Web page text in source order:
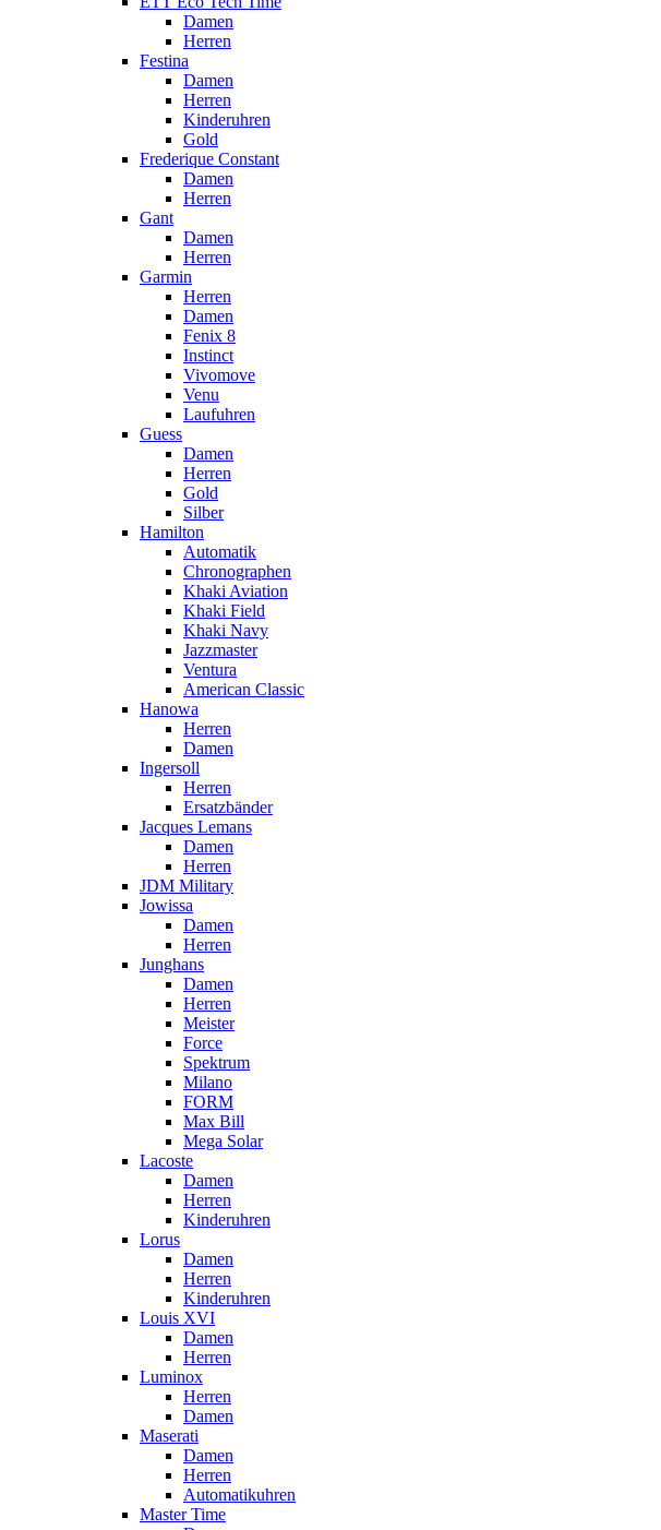
Damen
Herren
Festina
Damen
Herren
Kinderuhren
Gold
Frederique Constant
Damen
Herren
Gant
Damen
Herren
Garmin
Herren
Damen
Fenix 8
Instinct
Vivomove
Venu
Laufuhren
Guess
Damen
Herren
Gold
Silber
Hamilton
Automatik
Chronographen
Khaki Aviation
Khaki Field
Khaki Navy
Jazzmaster
Ventura
American Classic
Hanowa
Herren
Damen
Ingersoll
Herren
Ersatzbänder
Jacques Lemans
Damen
Herren
JDM Military
Jowissa
Damen
Herren
Junghans
Damen
Herren
Meister
Force
Spektrum
Milano
FORM
Max Bill
Mega Solar
Lacoste
Damen
Herren
Kinderuhren
Lorus
Damen
Herren
Kinderuhren
Louis XVI
Damen
Herren
Luminox
Herren
Damen
Maserati
Damen
Herren
Automatikuhren
Master Time